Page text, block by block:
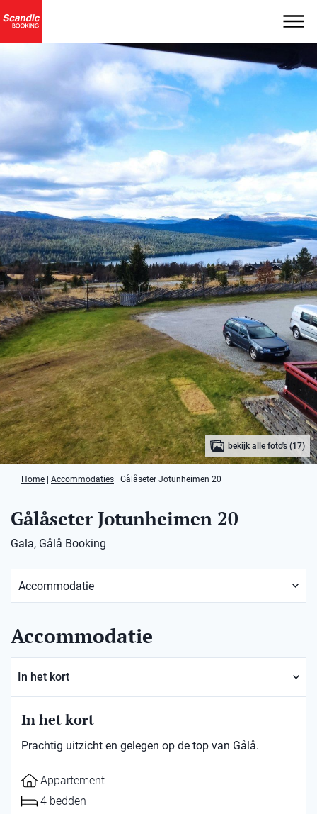
bekijk alle foto's (17)
Home Accommodaties Gålåseter Jotunheimen 20
Gålåseter Jotunheimen 20
Gala, Gålå Booking
Accommodatie
In het kort
In het kort
Prachtig uitzicht en gelegen op de top van Gålå.
Appartement
4 bedden